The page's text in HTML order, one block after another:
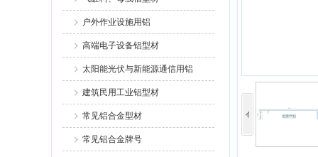
户外作业设施用铝
高端电子设备铝型材
太阳能光伏与新能源通信用铝
建筑民用工业铝型材
常见铝合金型材
常见铝合金牌号